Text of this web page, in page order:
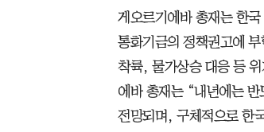
게오르기에바 총재는 한
통화기금의 정책권고에
착륙, 물가상승 대응 등
에바 총재는 “내년에는
전망되며, 구체적으로 한